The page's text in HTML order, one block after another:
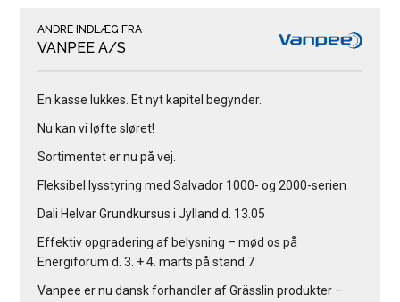
ANDRE INDLÆG FRA
VANPEE A/S
En kasse lukkes. Et nyt kapitel begynder.
Nu kan vi løfte sløret!
Sortimentet er nu på vej.
Fleksibel lysstyring med Salvador 1000- og 2000-serien
Dali Helvar Grundkursus i Jylland d. 13.05
Effektiv opgradering af belysning – mød os på
Energiforum d. 3. + 4. marts på stand 7
Vanpee er nu dansk forhandler af Grässlin produkter –